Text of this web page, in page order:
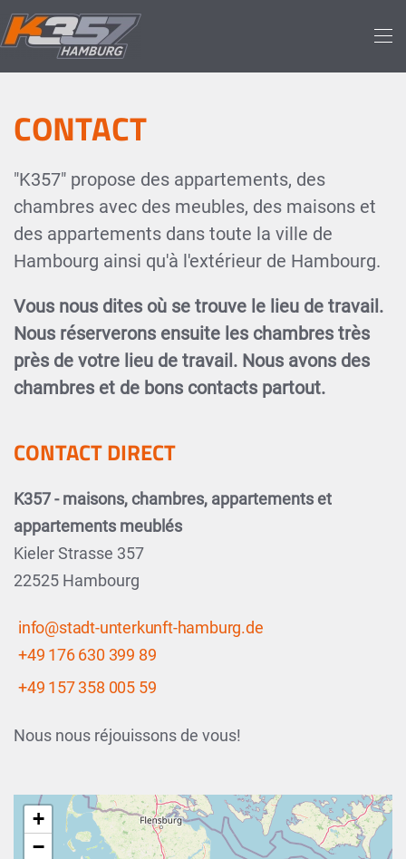
Skip to main content
CONTACT
"K357" propose des appartements, des
chambres avec des meubles, des maisons et
des appartements dans toute la ville de
Hambourg ainsi qu'à l'extérieur de Hambourg.
Vous nous dites où se trouve le lieu de travail.
Nous réserverons ensuite les chambres très
près de votre lieu de travail. Nous avons des
chambres et de bons contacts partout.
CONTACT DIRECT
K357 - maisons, chambres, appartements et
appartements meublés
Kieler Strasse 357
22525 Hambourg
info@stadt-unterkunft-hamburg.de
+49 176 630 399 89
+49 157 358 005 59
Nous nous réjouissons de vous!
+
−